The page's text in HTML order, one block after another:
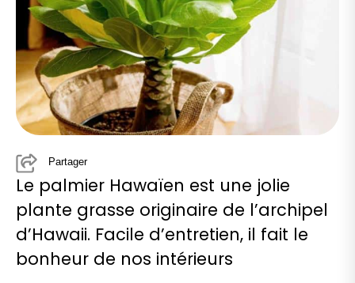
Partager
Le palmier Hawaïen est une jolie
plante grasse originaire de l’archipel
d’Hawaii. Facile d’entretien, il fait le
bonheur de nos intérieurs